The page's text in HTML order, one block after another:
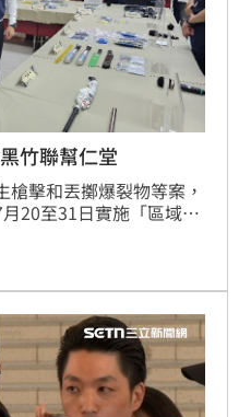
竹聯幫仁堂
擊和丟擲爆裂物等案，
20至31日實施「區域同